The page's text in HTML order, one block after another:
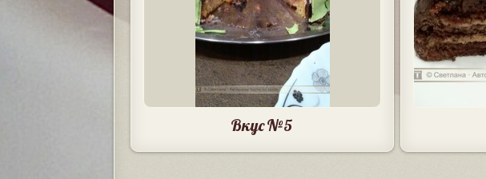
Вкус №5